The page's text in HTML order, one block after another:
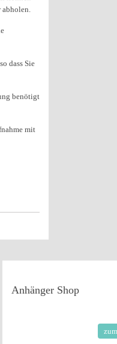
abholen.
dass Sie
benötigt
mit
Anhänger Shop